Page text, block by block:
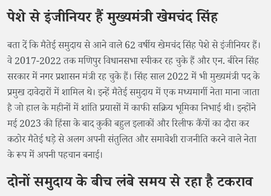
पेशे से इंजीनियर हैं मुख्यमंत्री खेमचंद सिंह
बता दें कि मैतेई समुदाय से आने वाले 62 वर्षीय खेमचंद सिंह पेशे से इंजीनियर हैं।
वे 2017-2022 तक मणिपुर विधानसभा स्पीकर रह चुके हैं और एन. बीरेन सिंह
सरकार में नगर प्रशासन मंत्री रह चुके हैं। सिंह साल 2022 में भी मुख्यमंत्री पद के
प्रमुख दावेदारों में शामिल थे। इन्हें मैतेई समुदाय में एक मध्यमार्गी नेता माना जाता
है जो हाल के महीनों में शांति प्रयासों में काफी सक्रिय भूमिका निभाई थी। इन्होंने
मई 2023 की हिंसा के बाद कुकी बहुल इलाकों और रिलीफ कैंपों का दौरा कर
कठोर मैतेई धड़े से अलग अपनी संतुलित और समावेशी राजनीति करने वाले नेता
के रूप में अपनी पहचान बनाई।
दोनों समुदाय के बीच लंबे समय से रहा है टकराव